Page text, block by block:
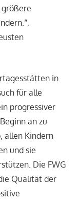
in
für alle
progressiver
an zu
allen Kindern
und sie
Die FWG
Qualität der